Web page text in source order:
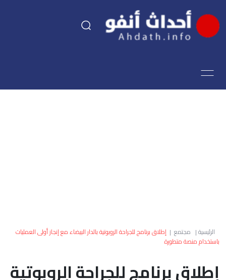
اقتصاد
العالم الرئيسية| مجتمع | إطلاق برنامج للجراحة الروبوتية بالدار البيضاء مع إنجاز أولى العمليات
باستخدام منصة متطورة
إطلاق برنامج للجراحة الروبوتية